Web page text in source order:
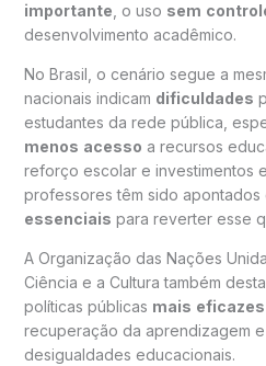
importante , o uso sem
desenvolvimento acadêmico.
No Brasil, o cenário segue a
nacionais indicam dificuldades
estudantes da rede pública,
menos acesso a recursos
reforço escolar e investimentos
professores têm sido apontados
essenciais para reverter esse
A Organização das Nações
Ciência e a Cultura também
políticas públicas mais eficazes
recuperação da aprendizagem
desigualdades educacionais.